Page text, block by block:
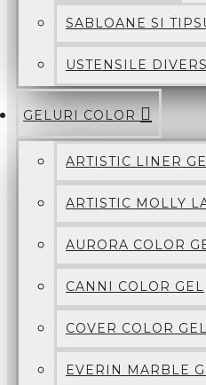
SABLOANE SI
USTENSILE
GELURI COLOR
ARTISTIC LINER
ARTISTIC MOLLY
AURORA COLOR
CANNI COLOR GEL
COVER COLOR GEL
EVERIN MARBLE